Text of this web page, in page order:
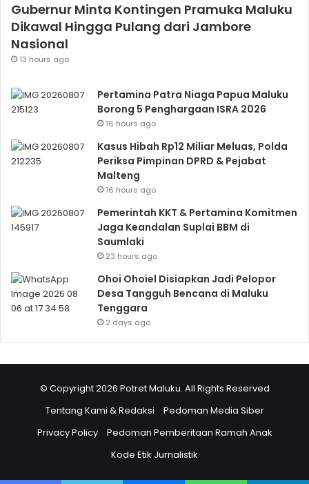
Gubernur Minta Kontingen Pramuka Maluku
Dikawal Hingga Pulang dari Jambore
Nasional
13 hours ago
Pertamina Patra Niaga Papua Maluku
Borong 5 Penghargaan ISRA 2026
16 hours ago
Kasus Hibah Rp12 Miliar Meluas, Polda
Periksa Pimpinan DPRD & Pejabat
Malteng
16 hours ago
Pemerintah KKT & Pertamina Komitmen
Jaga Keandalan Suplai BBM di
Saumlaki
23 hours ago
Ohoi Ohoiel Disiapkan Jadi Pelopor
Desa Tangguh Bencana di Maluku
Tenggara
2 days ago
© Copyright 2026 Potret Maluku. All Rights Reserved
Tentang Kami & Redaksi
Pedoman Media Siber
Privacy Policy
Pedoman Pemberitaan Ramah Anak
Kode Etik Jurnalistik